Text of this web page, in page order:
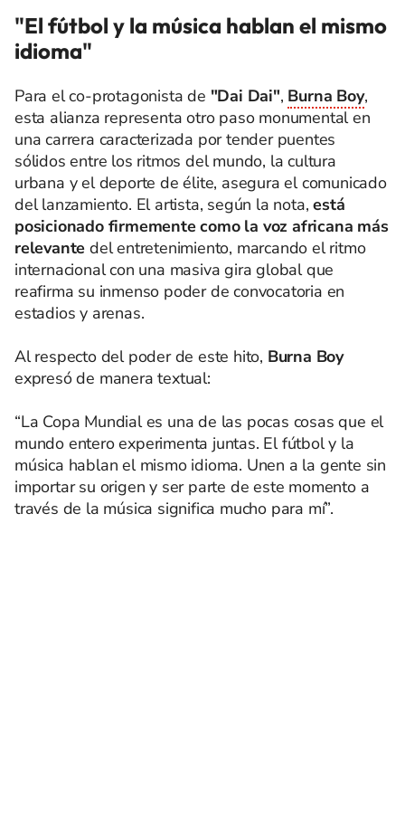
"El fútbol y la música hablan el mismo
idioma"
Para el co-protagonista de "Dai Dai", Burna Boy,
esta alianza representa otro paso monumental en
una carrera caracterizada por tender puentes
sólidos entre los ritmos del mundo, la cultura
urbana y el deporte de élite, asegura el comunicado
del lanzamiento. El artista, según la nota,está
posicionado firmemente como la voz africana más
relevantedel entretenimiento, marcando el ritmo
internacional con una masiva gira global que
reafirma su inmenso poder de convocatoria en
estadios y arenas.
Al respecto del poder de este hito, Burna Boy
expresó de manera textual:
“La Copa Mundial es una de las pocas cosas que el
mundo entero experimenta juntas. El fútbol y la
música hablan el mismo idioma. Unen a la gente sin
importar su origen y ser parte de este momento a
través de la música significa mucho para mí”.